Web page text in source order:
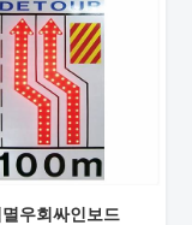
우회싸인보드